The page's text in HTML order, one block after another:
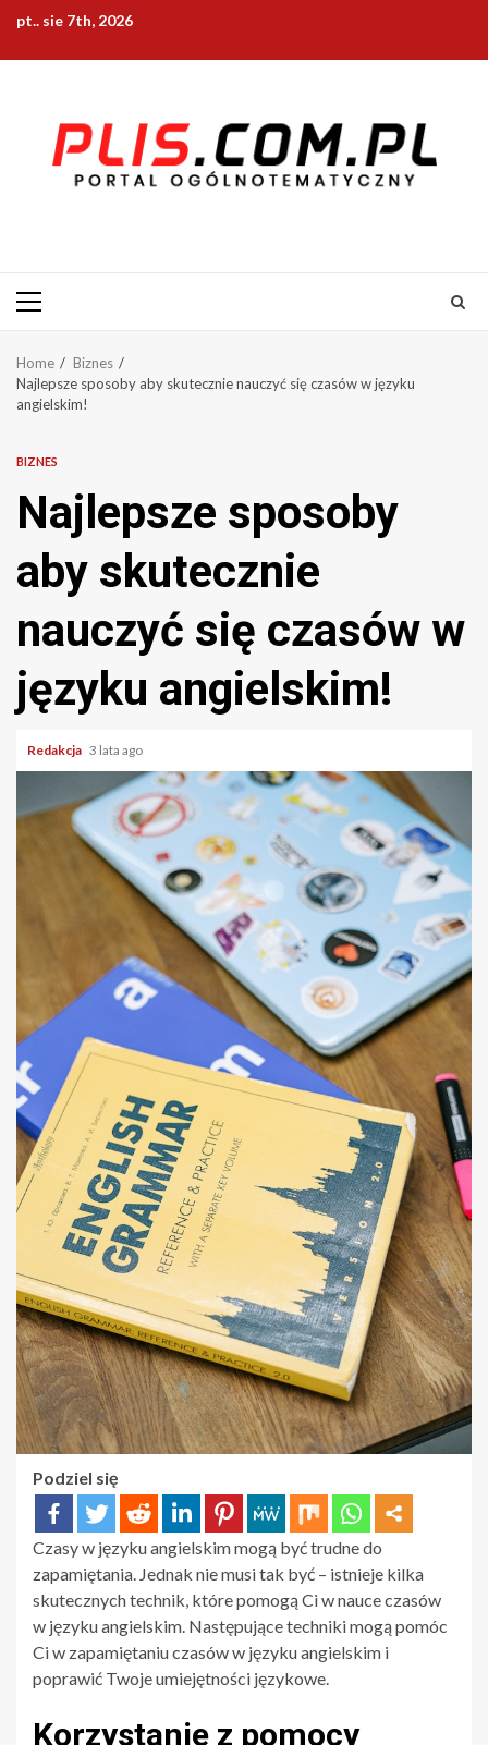
Skip
content
pt.. sie 7th, 2026
Primary
Home
Biznes
Najlepsze sposoby aby skutecznie nauczyć się czasów w języku
angielskim!
BIZNES
Najlepsze sposoby
aby skutecznie
nauczyć się czasów w
języku angielskim!
Redakcja 3 lata ago
Podziel się
Czasy w języku angielskim mogą być trudne do
zapamiętania. Jednak nie musi tak być – istnieje kilka
skutecznych technik, które pomogą Ci w nauce czasów
w języku angielskim. Następujące techniki mogą pomóc
Ci w zapamiętaniu czasów w języku angielskim i
poprawić Twoje umiejętności językowe.
Korzystanie z pomocy